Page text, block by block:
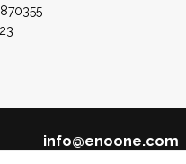
info@enoone.com